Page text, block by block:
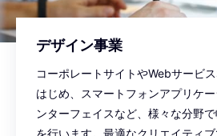
デザイン事業
コーポレートサイトやWebサービ
はじめ、スマートフォンアプリケ
ンターフェイスなど、様々な分野